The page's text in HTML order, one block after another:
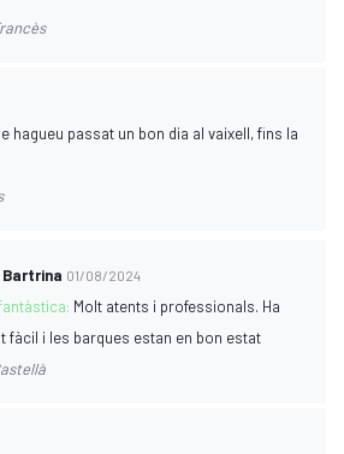
hagueu passat un bon dia al vaixell, fins la
01/08/2024
Molt atents i professionals. Ha
fàcil i les barques estan en bon estat